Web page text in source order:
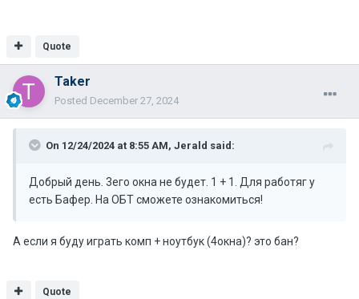
Quote
Taker
Posted December 27, 2024
On 12/24/2024 at 8:55 AM, Jerald said:
Добрый день. 3его окна не будет. 1 + 1. Для работяг у
есть Бафер. На ОБТ сможете ознакомиться!
А если я буду играть комп + ноутбук (4окна)? это бан?
Quote